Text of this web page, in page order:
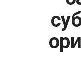
ЖИВОТ
МОЗАИК